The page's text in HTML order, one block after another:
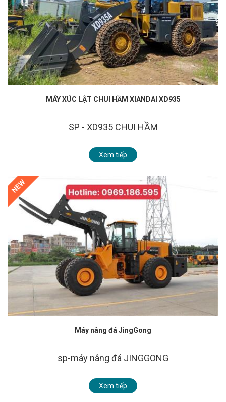
MÁY XÚC LẬT CHUI HẦM XIANDAI XD935
SP - XD935 CHUI HẦM
Xem tiếp
NEW
Máy nâng đá JingGong
sp-máy nâng đá JINGGONG
Xem tiếp